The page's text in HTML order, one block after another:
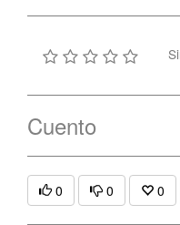
Cuento
0 0 0